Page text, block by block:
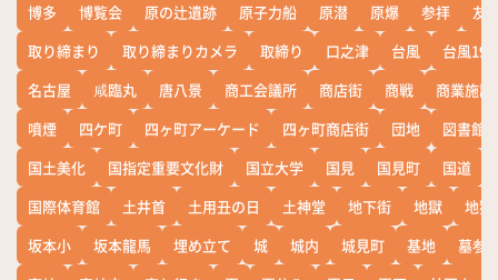
博多
博覧会 原の辻遺跡 原子力船 原潜 原爆 参拝
友
取り締まり
取り締まりカメラ 取締り 口之津 台風
台風19
名古屋
咸臨丸 唐八景 商工会議所 商店街 商戦
商業施設
噴煙
四ケ町 四ヶ町アーケード 四ヶ町商店街 団地
図書館
国土美化
国指定重要文化財 国立大学 国見 国見町 国道
国際体育館
土井首 土用丑の日 土神堂 地下街 地獄
地獄
坂本小
坂本龍馬 埋め立て 城 城内 城見町 基地
墓参